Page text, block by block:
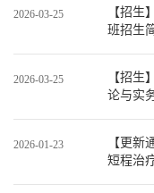
2026-03-25
【招生
班招生
2026-03-25
【招生
论与实
2026-01-23
【更新
短程治